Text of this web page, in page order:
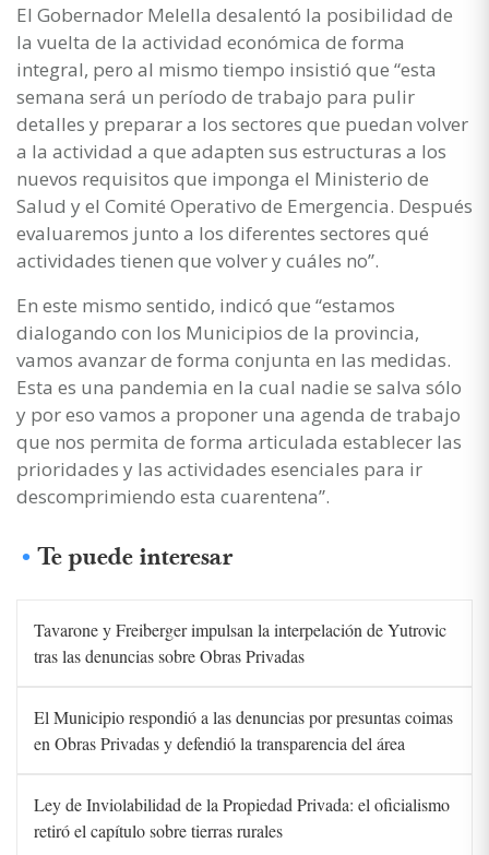
El Gobernador Melella desalentó la posibilidad de
la vuelta de la actividad económica de forma
integral, pero al mismo tiempo insistió que “esta
semana será un período de trabajo para pulir
detalles y preparar a los sectores que puedan volver
a la actividad a que adapten sus estructuras a los
nuevos requisitos que imponga el Ministerio de
Salud y el Comité Operativo de Emergencia. Después
evaluaremos junto a los diferentes sectores qué
actividades tienen que volver y cuáles no”.
En este mismo sentido, indicó que “estamos
dialogando con los Municipios de la provincia,
vamos avanzar de forma conjunta en las medidas.
Esta es una pandemia en la cual nadie se salva sólo
y por eso vamos a proponer una agenda de trabajo
que nos permita de forma articulada establecer las
prioridades y las actividades esenciales para ir
descomprimiendo esta cuarentena”.
Te puede interesar
Tavarone y Freiberger impulsan la interpelación de Yutrovic
tras las denuncias sobre Obras Privadas
El Municipio respondió a las denuncias por presuntas coimas
en Obras Privadas y defendió la transparencia del área
Ley de Inviolabilidad de la Propiedad Privada: el oficialismo
retiró el capítulo sobre tierras rurales